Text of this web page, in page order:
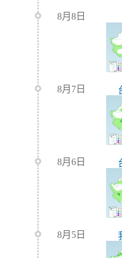
8月8日
8月7日
8月6日
8月5日